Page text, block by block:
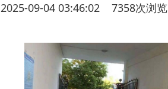
2025-09-04 03:46:02 7358次浏览